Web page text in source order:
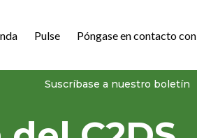
Pulse Póngase en contacto con
Suscríbase a nuestro boletín